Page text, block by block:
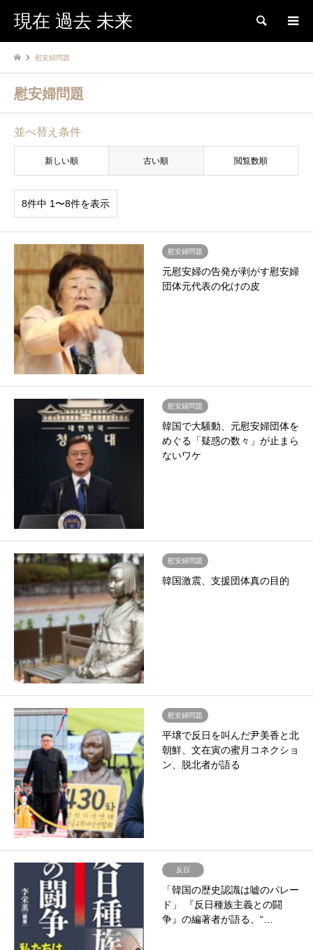
現在 過去 未来 検索
慰安婦問題
慰安婦問題
並べ替え条件
新しい順 古い順 閲覧数順
8件中 1〜8件を表示
慰安婦問題
元慰安婦の告発が剥がす慰安婦
団体元代表の化けの皮
慰安婦問題
韓国で大騒動、元慰安婦団体を
めぐる「疑惑の数々」が止まら
ないワケ
慰安婦問題
韓国激震、支援団体真の目的
慰安婦問題
平壌で反日を叫んだ尹美香と北
朝鮮、文在寅の蜜月コネクショ
ン、脱北者が語る
反日
「韓国の歴史認識は嘘のパレー
ド」 『反日種族主義との闘
争』の編著者が語る、“…